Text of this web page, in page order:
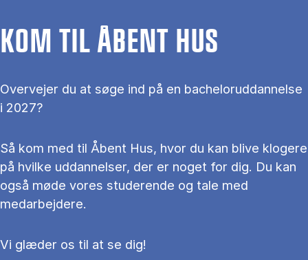
KOM TIL ÅBENT HUS
Overvejer du at søge ind på en bacheloruddannelse
i 2027?
Så kom med til Åbent Hus, hvor du kan blive klogere
på hvilke uddannelser, der er noget for dig. Du kan
også møde vores studerende og tale med
medarbejdere.
Vi glæder os til at se dig!